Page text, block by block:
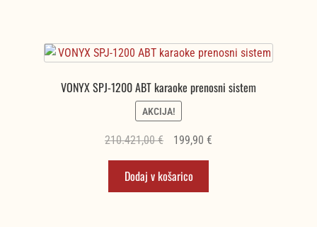
VONYX SPJ-1200 ABT karaoke prenosni sistem
AKCIJA!
210.421,00€
Izvirna
cena
je
bila:
199,90 €Trenutna
Dodaj v košarico